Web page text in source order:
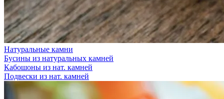
Натуральные камни
Бусины из натуральных камней
Кабошоны из нат. камней
Подвески из нат. камней